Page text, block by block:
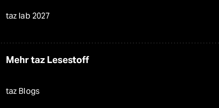
taz lab 2027
Mehr taz Lesestoff
taz Blogs